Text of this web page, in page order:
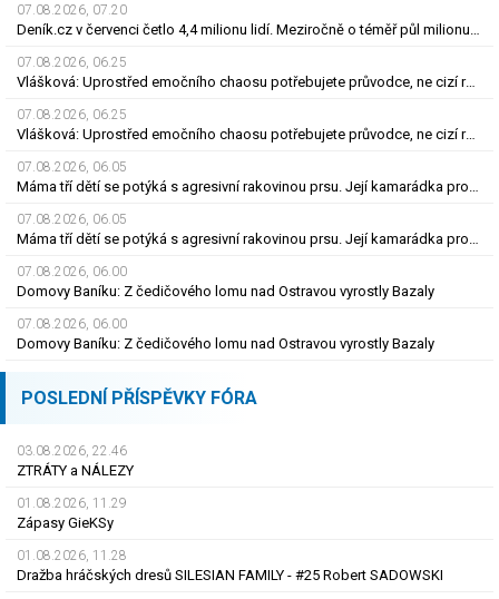
07.08.2026, 07.20
Deník.cz v červenci četlo 4,4 milionu lidí. Meziročně o téměř půl milionu více
07.08.2026, 06.25
Vlášková: Uprostřed emočního chaosu potřebujete průvodce, ne cizí rozhodnutí
07.08.2026, 06.25
Vlášková: Uprostřed emočního chaosu potřebujete průvodce, ne cizí rozhodnutí
07.08.2026, 06.05
Máma tří dětí se potýká s agresivní rakovinou prsu. Její kamarádka prosí o pomoc
07.08.2026, 06.05
Máma tří dětí se potýká s agresivní rakovinou prsu. Její kamarádka prosí o pomoc
07.08.2026, 06.00
Domovy Baníku: Z čedičového lomu nad Ostravou vyrostly Bazaly
07.08.2026, 06.00
Domovy Baníku: Z čedičového lomu nad Ostravou vyrostly Bazaly
POSLEDNÍ PŘÍSPĚVKY FÓRA
03.08.2026, 22.46
ZTRÁTY a NÁLEZY
01.08.2026, 11.29
Zápasy GieKSy
01.08.2026, 11.28
Dražba hráčských dresů SILESIAN FAMILY - #25 Robert SADOWSKI